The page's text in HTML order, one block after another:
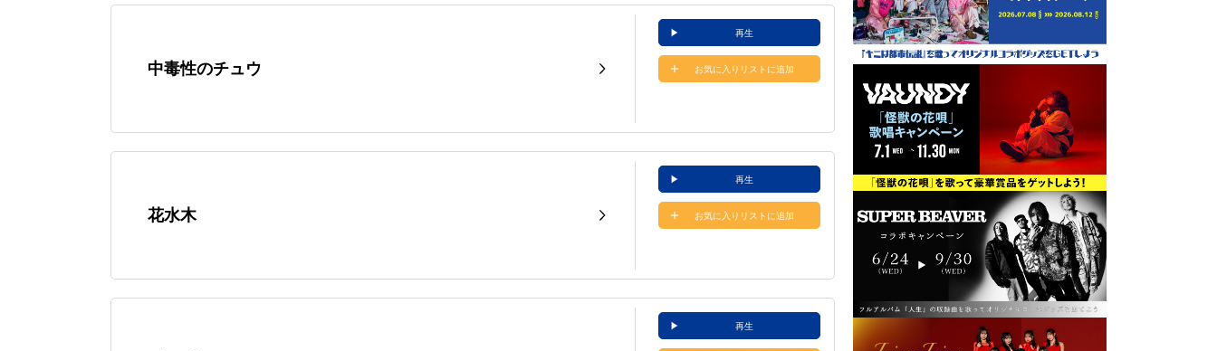
中毒性のチュウ
再生
お気に入りリストに追加
花水木
再生
お気に入りリストに追加
再生